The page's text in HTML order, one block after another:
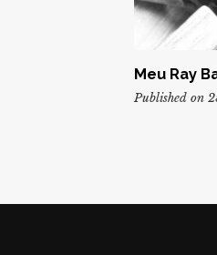
Meu Ray
Published on